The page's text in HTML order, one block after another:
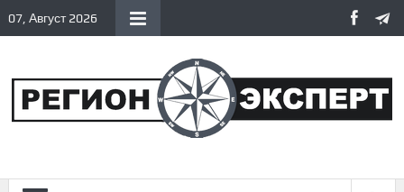
07, Август 2026